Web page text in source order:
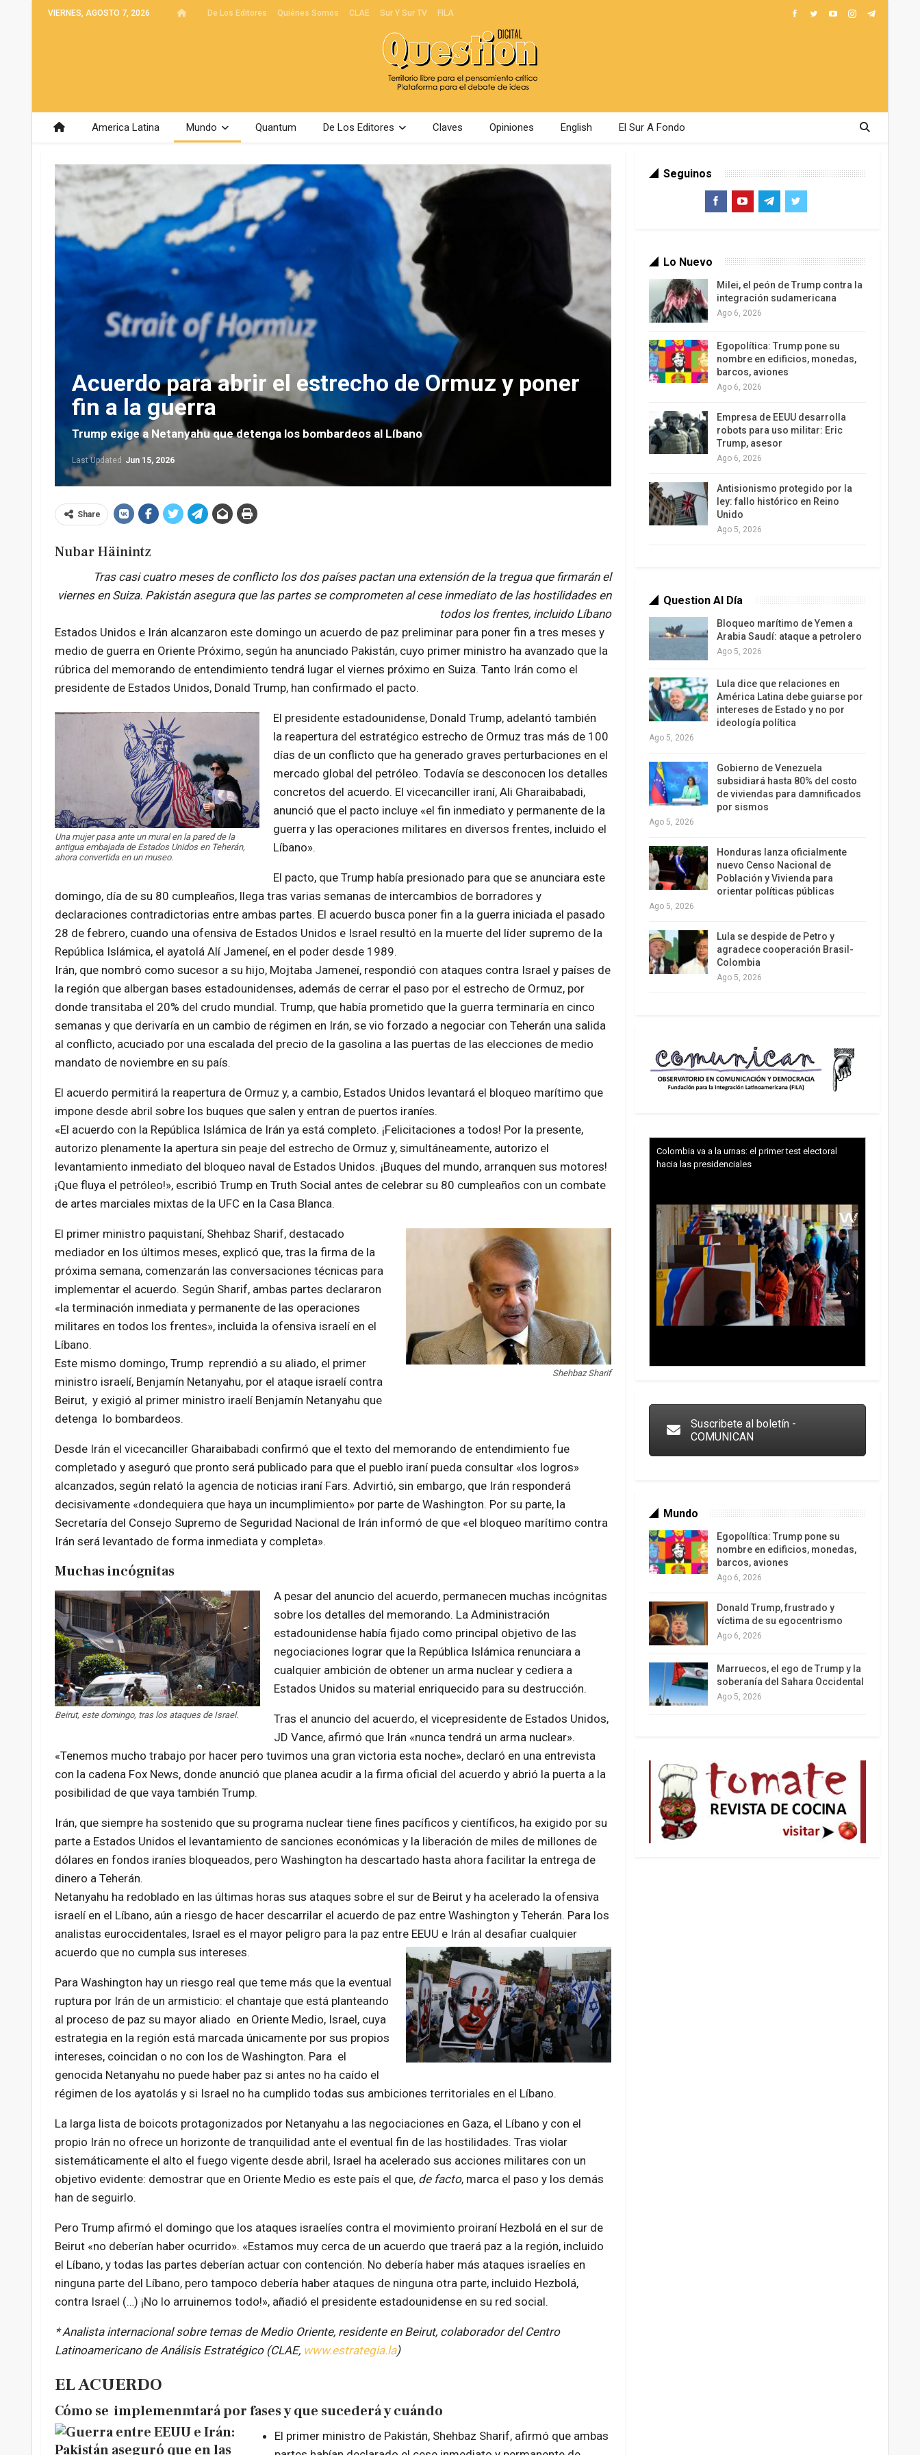
VIERNES, AGOSTO 7, 2026 De Los Editores Quiénes Somos CLAE Sur Y Sur TV FILA
America Latina Mundo Quantum De Los Editores Claves Opiniones English El Sur A Fondo
Acuerdo para abrir el estrecho de Ormuz y poner
fin a la guerra
Trump exige a Netanyahu que detenga los bombardeos al Líbano
Last Updated Jun 15, 2026
Share
Nubar Häinintz
Tras casi cuatro meses de conflicto los dos países pactan una extensión de la tregua que firmarán el
viernes en Suiza. Pakistán asegura que las partes se comprometen al cese inmediato de las hostilidades en
todos los frentes, incluido Líbano
Estados Unidos e Irán alcanzaron este domingo un acuerdo de paz preliminar para poner fin a tres meses y
medio de guerra en Oriente Próximo, según ha anunciado Pakistán, cuyo primer ministro ha avanzado que la
rúbrica del memorando de entendimiento tendrá lugar el viernes próximo en Suiza. Tanto Irán como el
presidente de Estados Unidos, Donald Trump, han confirmado el pacto.
Una mujer pasa ante un mural en la pared de la
antigua embajada de Estados Unidos en Teherán,
ahora convertida en un museo.
El presidente estadounidense, Donald Trump, adelantó también
la reapertura del estratégico estrecho de Ormuz tras más de 100
días de un conflicto que ha generado graves perturbaciones en el
mercado global del petróleo. Todavía se desconocen los detalles
concretos del acuerdo. El vicecanciller iraní, Ali Gharaibabadi,
anunció que el pacto incluye «el fin inmediato y permanente de la
guerra y las operaciones militares en diversos frentes, incluido el
Líbano».
El pacto, que Trump había presionado para que se anunciara este
domingo, día de su 80 cumpleaños, llega tras varias semanas de intercambios de borradores y
declaraciones contradictorias entre ambas partes. El acuerdo busca poner fin a la guerra iniciada el pasado
28 de febrero, cuando una ofensiva de Estados Unidos e Israel resultó en la muerte del líder supremo de la
República Islámica, el ayatolá Alí Jameneí, en el poder desde 1989.
Irán, que nombró como sucesor a su hijo, Mojtaba Jameneí, respondió con ataques contra Israel y países de
la región que albergan bases estadounidenses, además de cerrar el paso por el estrecho de Ormuz, por
donde transitaba el 20% del crudo mundial. Trump, que había prometido que la guerra terminaría en cinco
semanas y que derivaría en un cambio de régimen en Irán, se vio forzado a negociar con Teherán una salida
al conflicto, acuciado por una escalada del precio de la gasolina a las puertas de las elecciones de medio
mandato de noviembre en su país.
El acuerdo permitirá la reapertura de Ormuz y, a cambio, Estados Unidos levantará el bloqueo marítimo que
impone desde abril sobre los buques que salen y entran de puertos iraníes.
«El acuerdo con la República Islámica de Irán ya está completo. ¡Felicitaciones a todos! Por la presente,
autorizo plenamente la apertura sin peaje del estrecho de Ormuz y, simultáneamente, autorizo el
levantamiento inmediato del bloqueo naval de Estados Unidos. ¡Buques del mundo, arranquen sus motores!
¡Que fluya el petróleo!», escribió Trump en Truth Social antes de celebrar su 80 cumpleaños con un combate
de artes marciales mixtas de la UFC en la Casa Blanca.
Shehbaz Sharif
El primer ministro paquistaní, Shehbaz Sharif, destacado
mediador en los últimos meses, explicó que, tras la firma de la
próxima semana, comenzarán las conversaciones técnicas para
implementar el acuerdo. Según Sharif, ambas partes declararon
«la terminación inmediata y permanente de las operaciones
militares en todos los frentes», incluida la ofensiva israelí en el
Líbano.
Este mismo domingo, Trump reprendió a su aliado, el primer
ministro israelí, Benjamín Netanyahu, por el ataque israelí contra
Beirut, y exigió al primer ministro iraelí Benjamín Netanyahu que
detenga lo bombardeos.
Desde Irán el vicecanciller Gharaibabadi confirmó que el texto del memorando de entendimiento fue
completado y aseguró que pronto será publicado para que el pueblo iraní pueda consultar «los logros»
alcanzados, según relató la agencia de noticias iraní Fars. Advirtió, sin embargo, que Irán responderá
decisivamente «dondequiera que haya un incumplimiento» por parte de Washington. Por su parte, la
Secretaría del Consejo Supremo de Seguridad Nacional de Irán informó de que «el bloqueo marítimo contra
Irán será levantado de forma inmediata y completa».
Muchas incógnitas
Beirut, este domingo, tras los ataques de Israel.
A pesar del anuncio del acuerdo, permanecen muchas incógnitas
sobre los detalles del memorando. La Administración
estadounidense había fijado como principal objetivo de las
negociaciones lograr que la República Islámica renunciara a
cualquier ambición de obtener un arma nuclear y cediera a
Estados Unidos su material enriquecido para su destrucción.
Tras el anuncio del acuerdo, el vicepresidente de Estados Unidos,
JD Vance, afirmó que Irán «nunca tendrá un arma nuclear».
«Tenemos mucho trabajo por hacer pero tuvimos una gran victoria esta noche», declaró en una entrevista
con la cadena Fox News, donde anunció que planea acudir a la firma oficial del acuerdo y abrió la puerta a la
posibilidad de que vaya también Trump.
Irán, que siempre ha sostenido que su programa nuclear tiene fines pacíficos y científicos, ha exigido por su
parte a Estados Unidos el levantamiento de sanciones económicas y la liberación de miles de millones de
dólares en fondos iraníes bloqueados, pero Washington ha descartado hasta ahora facilitar la entrega de
dinero a Teherán.
Netanyahu ha redoblado en las últimas horas sus ataques sobre el sur de Beirut y ha acelerado la ofensiva
israelí en el Líbano, aún a riesgo de hacer descarrilar el acuerdo de paz entre Washington y Teherán. Para los
analistas euroccidentales, Israel es el mayor peligro para la paz entre EEUU e Irán al desafiar cualquier
acuerdo que no cumpla sus intereses.
Para Washington hay un riesgo real que teme más que la eventual
ruptura por Irán de un armisticio: el chantaje que está planteando
al proceso de paz su mayor aliado en Oriente Medio, Israel, cuya
estrategia en la región está marcada únicamente por sus propios
intereses, coincidan o no con los de Washington. Para el
genocida Netanyahu no puede haber paz si antes no ha caído el
régimen de los ayatolás y si Israel no ha cumplido todas sus ambiciones territoriales en el Líbano.
La larga lista de boicots protagonizados por Netanyahu a las negociaciones en Gaza, el Líbano y con el
propio Irán no ofrece un horizonte de tranquilidad ante el eventual fin de las hostilidades. Tras violar
sistemáticamente el alto el fuego vigente desde abril, Israel ha acelerado sus acciones militares con un
objetivo evidente: demostrar que en Oriente Medio es este país el que, de facto, marca el paso y los demás
han de seguirlo.
Pero Trumpafirmó el domingo que los ataques israelíes contra el movimiento proiraní Hezbolá en el sur de
Beirut «no deberían haber ocurrido». «Estamos muy cerca de un acuerdo que traerá paz a la región, incluido
el Líbano, y todas las partes deberían actuar con contención. No debería haber más ataques israelíes en
ninguna parte del Líbano, pero tampoco debería haber ataques de ninguna otra parte,incluido Hezbolá,
contra Israel (…) ¡No lo arruinemos todo!», añadió el presidente estadounidense en su red social.
* Analista internacional sobre temas de Medio Oriente, residente en Beirut, colaborador del Centro
Latinoamericano de Análisis Estratégico (CLAE, www.estrategia.la)
EL ACUERDO
Cómo se implemenmtará por fases y que sucederá y cuándo
El primer ministro de Pakistán, Shehbaz Sharif, afirmó que ambas
Seguinos
Lo Nuevo
Milei, el peón de Trump contra la
integración sudamericana
Ago 6, 2026
Egopolítica: Trump pone su
nombre en edificios, monedas,
barcos, aviones
Ago 6, 2026
Empresa de EEUU desarrolla
robots para uso militar: Eric
Trump, asesor
Ago 6, 2026
Antisionismo protegido por la
ley: fallo histórico en Reino
Unido
Ago 5, 2026
Question Al Día
Bloqueo marítimo de Yemen a
Arabia Saudí: ataque a petrolero
Ago 5, 2026
Lula dice que relaciones en
América Latina debe guiarse por
intereses de Estado y no por
ideología política
Ago 5, 2026
Gobierno de Venezuela
subsidiará hasta 80% del costo
de viviendas para damnificados
por sismos
Ago 5, 2026
Honduras lanza oficialmente
nuevo Censo Nacional de
Población y Vivienda para
orientar políticas públicas
Ago 5, 2026
Lula se despide de Petro y
agradece cooperación Brasil-
Colombia
Ago 5, 2026
Colombia va a la urnas: el primer test electoral
hacia las presidenciales
Suscribete al boletín -
COMUNICAN
Mundo
Egopolítica: Trump pone su
nombre en edificios, monedas,
barcos, aviones
Ago 6, 2026
Donald Trump, frustrado y
víctima de su egocentrismo
Ago 6, 2026
Marruecos, el ego de Trump y la
soberanía del Sahara Occidental
Ago 5, 2026